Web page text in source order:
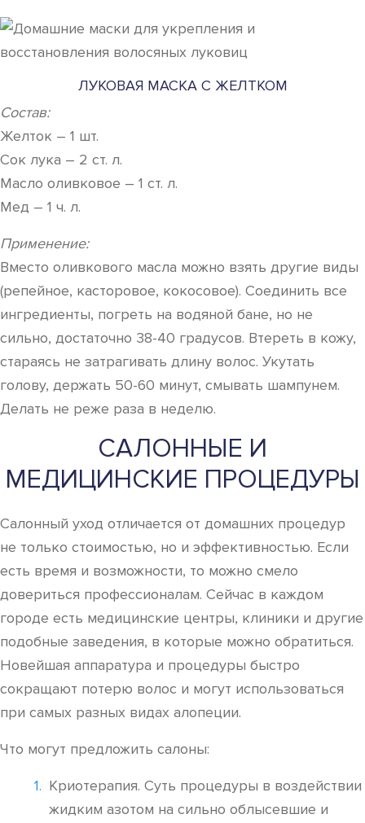
ЛУКОВАЯ МАСКА С ЖЕЛТКОМ
Состав:
Желток – 1 шт.
Сок лука – 2 ст. л.
Масло оливковое – 1 ст. л.
Мед – 1 ч. л.
Применение:
Вместо оливкового масла можно взять другие виды
(репейное, касторовое, кокосовое). Соединить все
ингредиенты, погреть на водяной бане, но не
сильно, достаточно 38-40 градусов. Втереть в кожу,
стараясь не затрагивать длину волос. Укутать
голову, держать 50-60 минут, смывать шампунем.
Делать не реже раза в неделю.
САЛОННЫЕ И
МЕДИЦИНСКИЕ ПРОЦЕДУРЫ
Салонный уход отличается от домашних процедур
не только стоимостью, но и эффективностью. Если
есть время и возможности, то можно смело
довериться профессионалам. Сейчас в каждом
городе есть медицинские центры, клиники и другие
подобные заведения, в которые можно обратиться.
Новейшая аппаратура и процедуры быстро
сокращают потерю волос и могут использоваться
при самых разных видах алопеции.
Что могут предложить салоны:
Криотерапия. Суть процедуры в воздействии
жидким азотом на сильно облысевшие и